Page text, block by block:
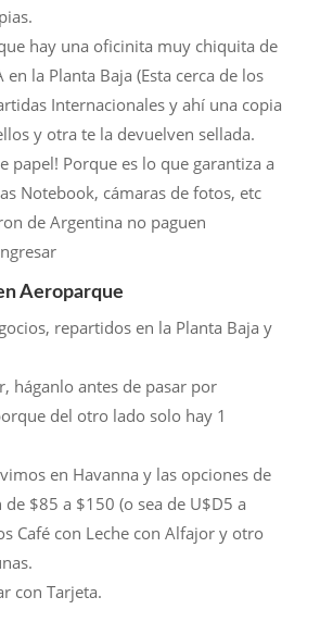
hay una oficinita muy chiquita de
en la Planta Baja (Esta cerca de los
Internacionales y ahí una copia
y otra te la devuelven sellada.
papel! Porque es lo que garantiza a
Notebook, cámaras de fotos, etc
de Argentina no paguen
Aeroparque
repartidos en la Planta Baja y
háganlo antes de pasar por
del otro lado solo hay 1
en Havanna y las opciones de
de $85 a $150 (o sea de U$D5 a
Café con Leche con Alfajor y otro
con Tarjeta.